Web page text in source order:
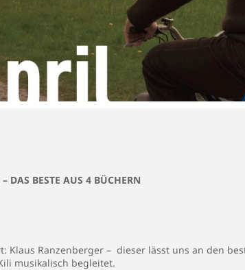
DAS BESTE AUS 4 BÜCHERN
Klaus Ranzenberger – dieser lässt uns an den
musikalisch begleitet.